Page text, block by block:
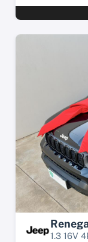
1.3 16V